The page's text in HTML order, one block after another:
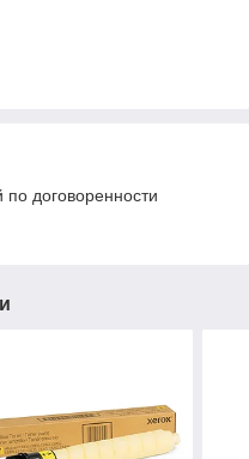
по договоренности